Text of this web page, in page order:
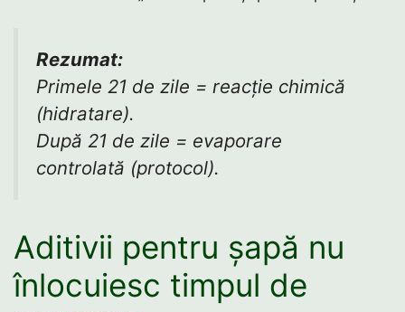
Rezumat:
Primele 21 de zile = reacție chimică
(hidratare).
După 21 de zile = evaporare
controlată (protocol).
Aditivii pentru șapă nu
înlocuiesc timpul de